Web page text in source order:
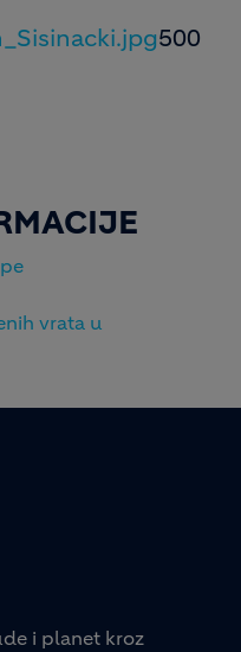
500
vrata u
i planet kroz